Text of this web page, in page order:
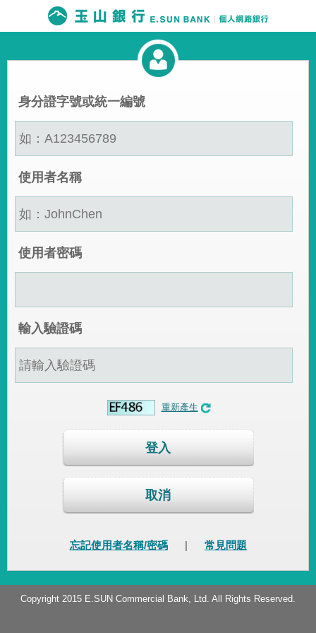
身分證字號或統一編號
使用者名稱
使用者密碼
輸入驗證碼
重新產生
登入
取消
忘記使用者名稱/密碼 | 常見問題
Copyright 2015 E.SUN Commercial Bank, Ltd. All Rights Reserved.